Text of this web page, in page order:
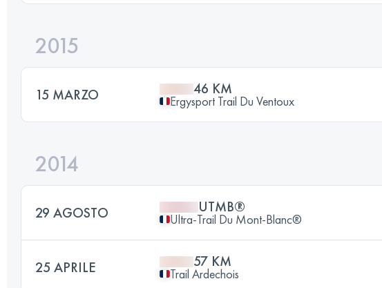
2015
15 MARZO 46 KM
Ergysport Trail Du Ventoux
2014
29 AGOSTO UTMB®
Ultra-Trail Du Mont-Blanc®
25 APRILE 57 KM
Trail Ardechois